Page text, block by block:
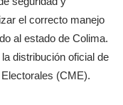
el correcto manejo
al estado de Colima.
distribución oficial de
(CME).